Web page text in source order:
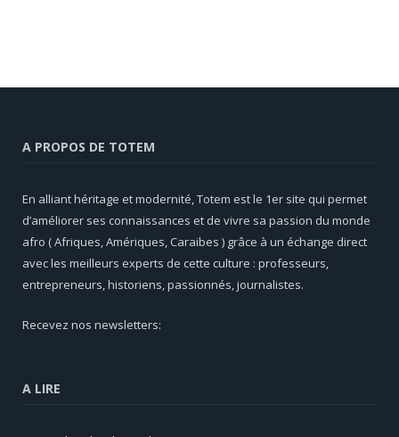
A PROPOS DE TOTEM
En alliant héritage et modernité, Totem est le 1er site qui permet
d’améliorer ses connaissances et de vivre sa passion du monde
afro ( Afriques, Amériques, Caraibes ) grâce à un échange direct
avec les meilleurs experts de cette culture : professeurs,
entrepreneurs, historiens, passionnés, journalistes.
Recevez nos newsletters:
A LIRE